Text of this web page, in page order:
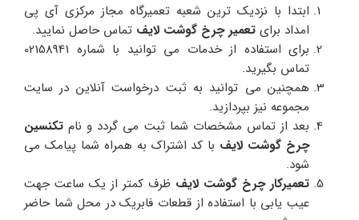
ابتدا با نزدیک ترین شعبه تعمیرگاه مجاز مرکزی آی پی
امداد برای تعمیر چرخ گوشت لایف تماس حاصل نمایید.
برای استفاده از خدمات می توانید با شماره 02158941
تماس بگیرید.
همچنین می توانید به ثبت درخواست آنلاین در سایت
مجموعه نیز بپردازید.
بعد از تماس مشخصات شما ثبت می گردد و نام تکنسین
چرخ گوشت لایف با کد اشتراک به همراه شما پیامک می
شود.
تعمیرکار چرخ گوشت لایف ظرف کمتر از یک ساعت جهت
عیب یابی با استفاده از قطعات فابریک در محل شما حاضر